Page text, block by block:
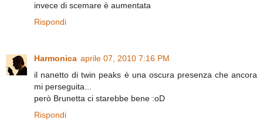
invece di scemare è aumentata
Rispondi
Harmonica aprile 07, 2010 7:16 PM
il nanetto di twin peaks è una oscura presenza che ancora
mi perseguita...
però Brunetta ci starebbe bene :oD
Rispondi